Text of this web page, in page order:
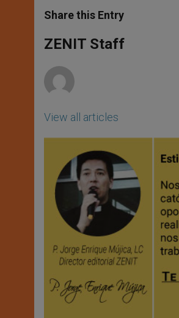
t
s
p
p
s
e
g
e
e
b
o
k
Share this Entry
ZENIT Staff
View all articles